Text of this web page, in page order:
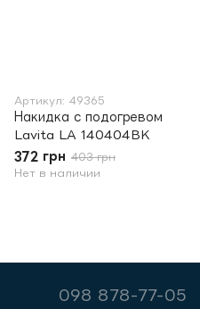
Артикул: 49365
Накидка с подогревом
Lavita LA 140404BK
372 грн 403 грн
Нет в наличии
098 878-77-05